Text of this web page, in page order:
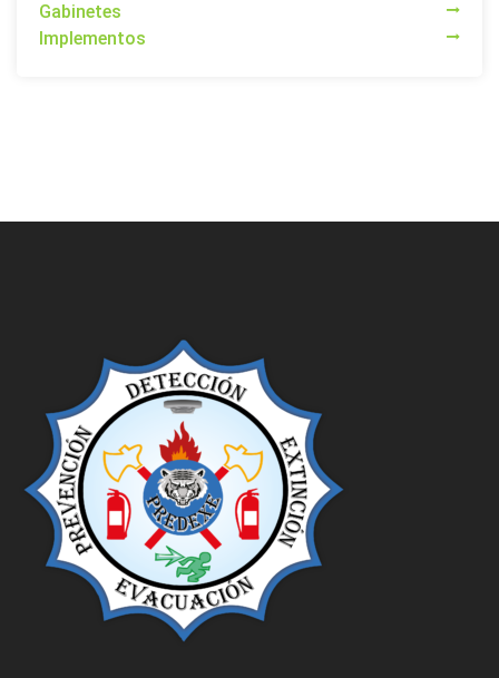
Gabinetes
Implementos